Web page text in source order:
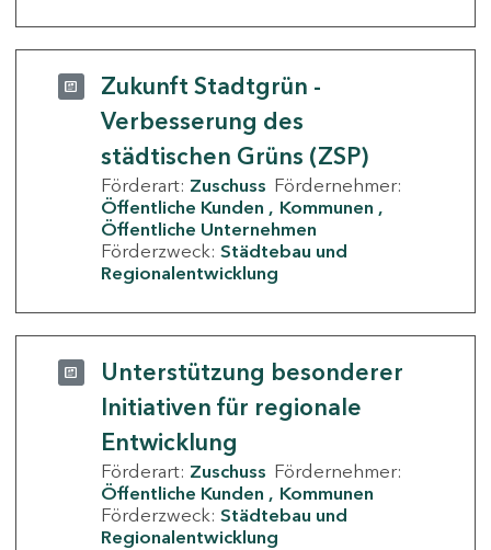
Zukunft Stadtgrün -
Verbesserung des
städtischen Grüns (ZSP)
Förderart: Zuschuss Fördernehmer:
Öffentliche Kunden
Kommunen
Öffentliche Unternehmen
Förderzweck: Städtebau und
Regionalentwicklung
Unterstützung besonderer
Initiativen für regionale
Entwicklung
Förderart: Zuschuss Fördernehmer:
Öffentliche Kunden
Kommunen
Förderzweck: Städtebau und
Regionalentwicklung